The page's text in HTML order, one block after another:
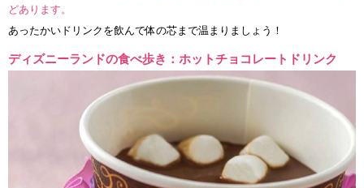
どあります。
あったかいドリンクを飲んで体の芯まで温まりましょう！
ディズニーランドの食べ歩き：ホットチョコレートドリンク